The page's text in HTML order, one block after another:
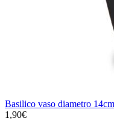
Basilico vaso diametro 14cm
1,90€